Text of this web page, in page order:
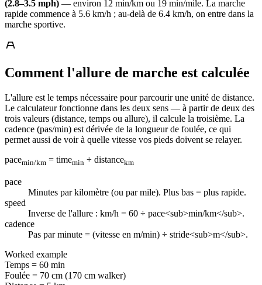
(2.8–3.5 mph) — environ 12 min/km ou 19 min/mile. La marche
rapide commence à 5.6 km/h ; au-delà de 6.4 km/h, on entre dans la
marche sportive.
Comment l'allure de marche est calculée
L'allure est le temps nécessaire pour parcourir une unité de distance.
Le calculateur fonctionne dans les deux sens — à partir de deux des
trois valeurs (distance, temps ou allure), il calcule la troisième. La
cadence (pas/min) est dérivée de la longueur de foulée, ce qui
permet aussi de voir à quelle vitesse vos pieds doivent se relayer.
pacemin/km = timemin ÷ distancekm
pace
Minutes par kilomètre (ou par mile). Plus bas = plus rapide.
speed
Inverse de l'allure : km/h = 60 ÷ pace<sub>min/km</sub>.
cadence
Pas par minute = (vitesse en m/min) ÷ stride<sub>m</sub>.
Worked example
Temps = 60 min
Foulée = 70 cm (170 cm walker)